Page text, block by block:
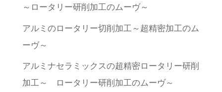
～ロータリー研削加工のムーヴ～
アルミのロータリー切削加工～超精密加工のム
ーヴ～
アルミナセラミックスの超精密ロータリー研削
加工～ ロータリー研削加工のムーヴ～